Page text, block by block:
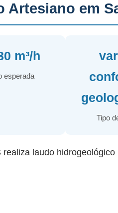
em
m³/h
esperada
Tipo
laudo